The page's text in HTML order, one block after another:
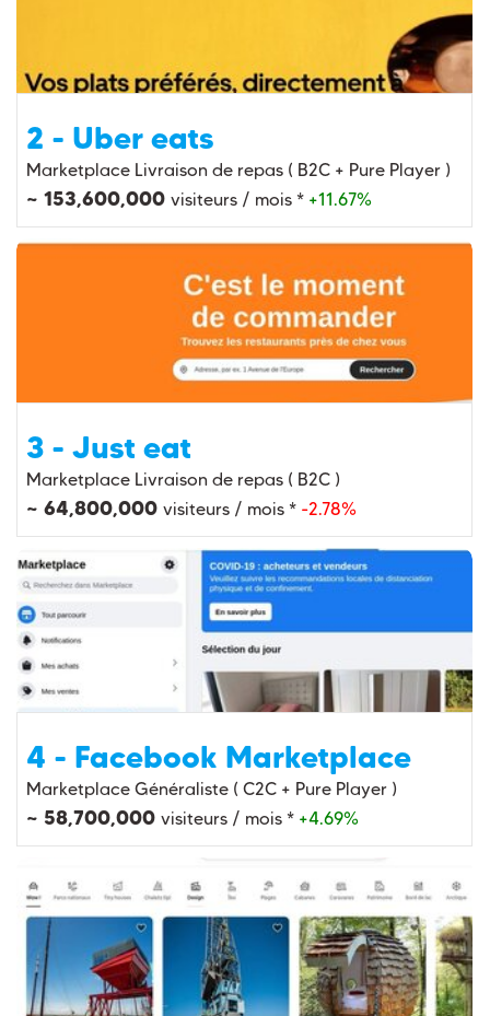
2 - Uber eats
Marketplace Livraison de repas ( B2C + Pure Player )
~ 153,600,000 visiteurs / mois * +11.67%
3 - Just eat
Marketplace Livraison de repas ( B2C )
~ 64,800,000 visiteurs / mois * -2.78%
4 - Facebook Marketplace
Marketplace Généraliste ( C2C + Pure Player )
~ 58,700,000 visiteurs / mois * +4.69%